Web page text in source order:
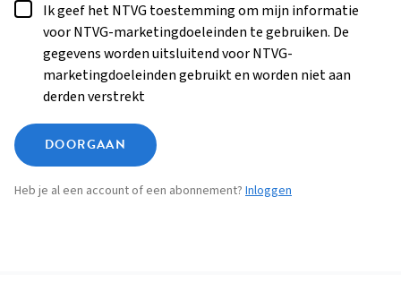
Ik geef het NTVG toestemming om mijn informatie
voor NTVG-marketingdoeleinden te gebruiken. De
gegevens worden uitsluitend voor NTVG-
marketingdoeleinden gebruikt en worden niet aan
derden verstrekt
DOORGAAN
Heb je al een account of een abonnement? Inloggen